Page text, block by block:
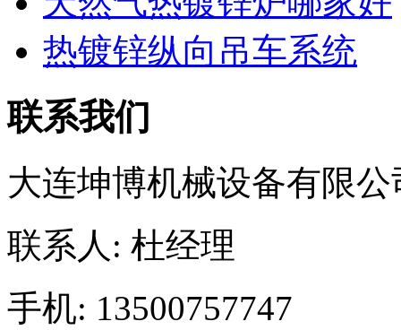
热镀锌纵向吊车系统
联系我们
大连坤博机械设备有限公
联系人: 杜经理
手机: 13500757747